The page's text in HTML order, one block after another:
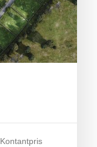
Kontantpris